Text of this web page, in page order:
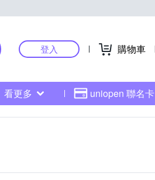
登入 購物車
看更多 uniopen 聯名卡